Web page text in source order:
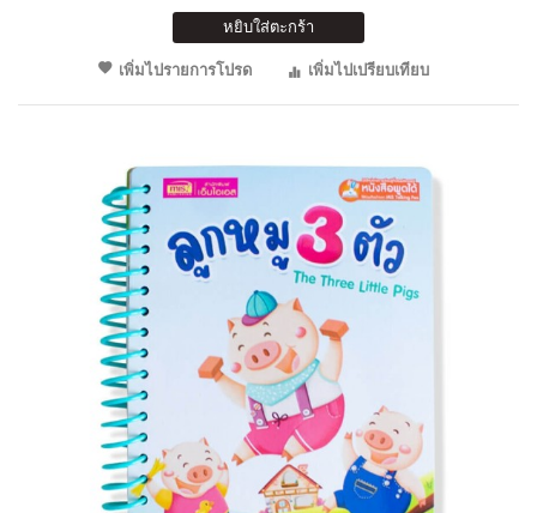
หยิบใส่ตะกร้า
เพิ่มไปรายการโปรด
เพิ่มไปเปรียบเทียบ